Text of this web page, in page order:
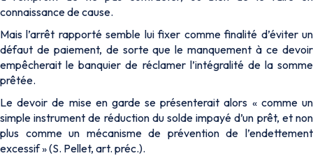
connaissance de cause.
Mais l’arrêt rapporté semble lui fixer comme finalité d’éviter un
défaut de paiement, de sorte que le manquement à ce devoir
empêcherait le banquier de réclamer l’intégralité de la somme
prêtée.
Le devoir de mise en garde se présenterait alors « comme un
simple instrument de réduction du solde impayé d’un prêt, et non
plus comme un mécanisme de prévention de l’endettement
excessif» (S. Pellet, art. préc.).